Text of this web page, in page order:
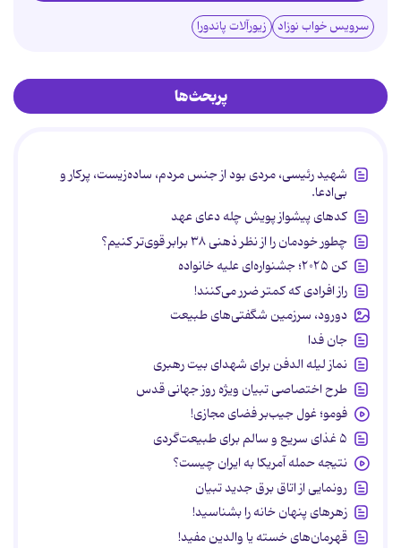
سرویس خواب نوزاد زیورآلات پاندورا
پربحث‌ها
شهید رئیسی، مردی بود از جنس مردم، ساده‌زیست، پرکار و
بی‌ادعا.
کدهای پیشواز پویش چله دعای عهد
چطور خودمان را از نظر ذهنی ۳۸ برابر قوی‌تر کنیم؟
کن ۲۰۲۵؛ جشنواره‌ای علیه خانواده
راز افرادی که کمتر ضرر می‌کنند!
دورود، سرزمین شگفتی‌های طبیعت
جان فدا
نماز لیله الدفن برای شهدای بیت رهبری
طرح اختصاصی تبیان ویژه روز جهانی قدس
فومو؛ غول جیب‌بر فضای مجازی!
۵ غذای سریع و سالم برای طبیعت‌گردی
نتیجه حمله آمریکا به ایران چیست؟
رونمایی از اتاق برق جدید تبیان
زهرهای پنهان خانه را بشناسید!
قهرمان‌های خسته یا والدین مفید!